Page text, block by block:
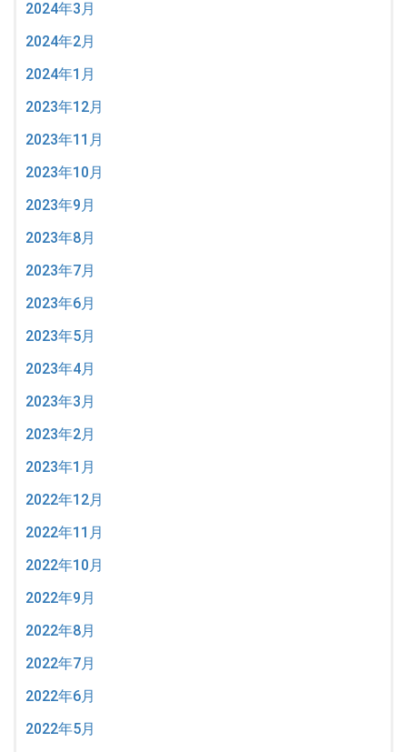
2024年3月
2024年2月
2024年1月
2023年12月
2023年11月
2023年10月
2023年9月
2023年8月
2023年7月
2023年6月
2023年5月
2023年4月
2023年3月
2023年2月
2023年1月
2022年12月
2022年11月
2022年10月
2022年9月
2022年8月
2022年7月
2022年6月
2022年5月